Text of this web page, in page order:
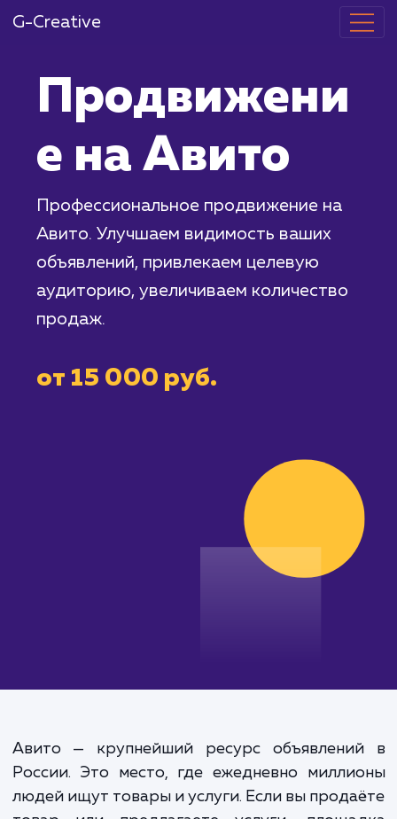
G-Creative
Продвижени
е на Авито
Профессиональное продвижение на
Авито. Улучшаем видимость ваших
объявлений, привлекаем целевую
аудиторию, увеличиваем количество